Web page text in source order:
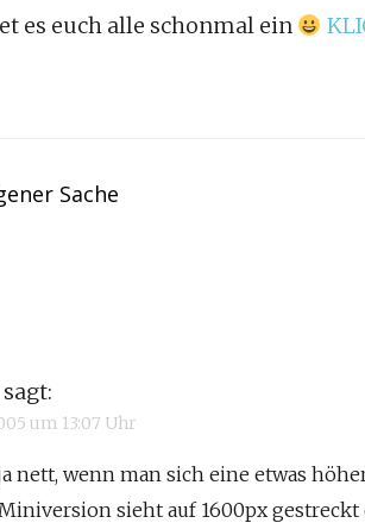
es euch alle schonmal ein
Sache
sagt:
um 13:07 Uhr
nett, wenn man sich eine etwas
sieht auf 1600px gestreckt